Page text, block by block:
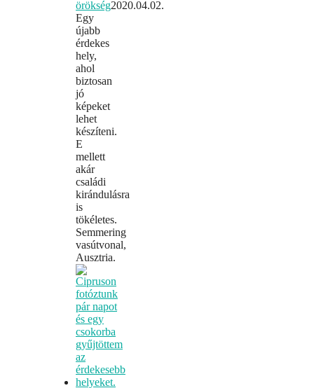
örökség2020.04.02.
Egy
újabb
érdekes
hely,
ahol
biztosan
jó
képeket
lehet
készíteni.
E
mellett
akár
családi
kirándulásra
is
tökéletes.
Semmering
vasútvonal,
Ausztria.